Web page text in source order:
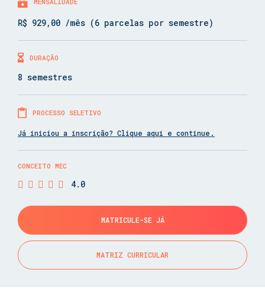
R$ 929,00 /mês (6 parcelas por semestre)
DURAÇÃO
8 semestres
PROCESSO SELETIVO
Já iniciou a inscrição? Clique aqui e continue.
CONCEITO MEC
4.0
MATRICULE-SE JÁ
MATRIZ CURRICULAR